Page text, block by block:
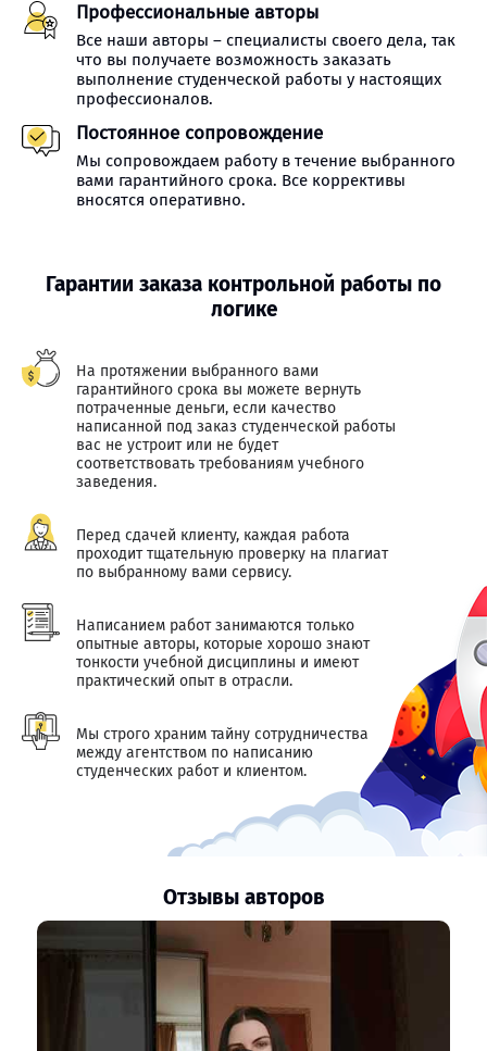
Профессиональные авторы
Все наши авторы – специалисты своего дела, так
что вы получаете возможность заказать
выполнение студенческой работы у настоящих
профессионалов.
Постоянное сопровождение
Мы сопровождаем работу в течение выбранного
вами гарантийного срока. Все коррективы
вносятся оперативно.
Гарантии заказа контрольной работы по
логике
На протяжении выбранного вами
гарантийного срока вы можете вернуть
потраченные деньги, если качество
написанной под заказ студенческой работы
вас не устроит или не будет
соответствовать требованиям учебного
заведения.
Перед сдачей клиенту, каждая работа
проходит тщательную проверку на плагиат
по выбранному вами сервису.
Написанием работ занимаются только
опытные авторы, которые хорошо знают
тонкости учебной дисциплины и имеют
практический опыт в отрасли.
Мы строго храним тайну сотрудничества
между агентством по написанию
студенческих работ и клиентом.
Отзывы авторов